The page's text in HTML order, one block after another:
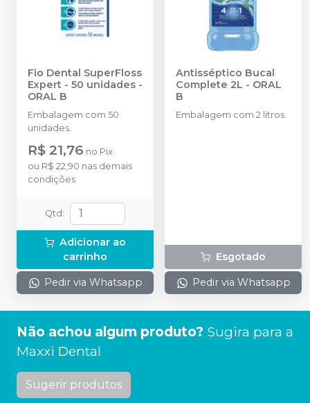
Fio Dental SuperFloss
Expert - 50 unidades -
ORAL B
Embalagem com 50
unidades.
R$ 21,76 no Pix
ou R$ 22,90 nas demais
condições
Qtd :
Adicionar ao
carrinho
Pedir via Whatsapp
Antisséptico Bucal
Complete 2L - ORAL
B
Embalagem com 2 litros.
Esgotado
Pedir via Whatsapp
Não achou algum produto? Sugira para a
Maxxi Dental
Sugerir produtos